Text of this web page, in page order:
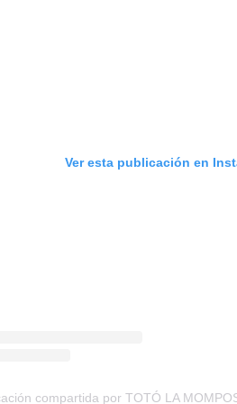
Ver esta publicación en